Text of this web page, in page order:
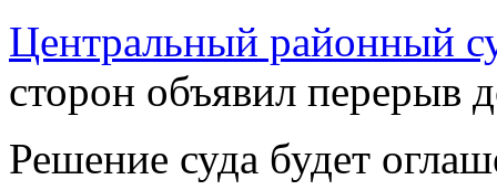
Центральный районный
сторон объявил перерыв
Решение суда будет